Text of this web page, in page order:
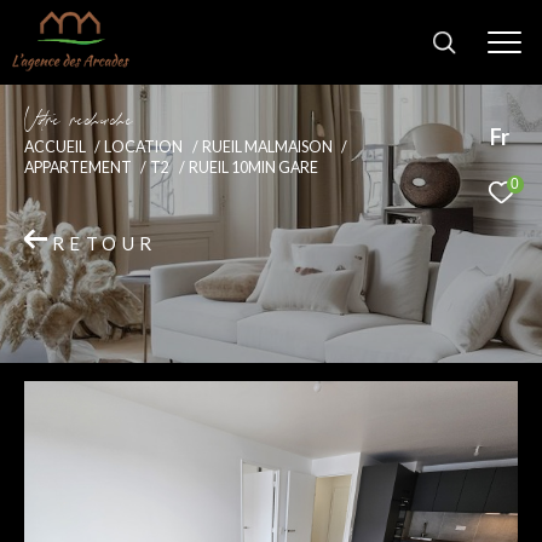
Fr
0
Vore recece
ACCUEIL LOCATION
RUEIL MALMAISON
APPARTEMENT
T2 RUEIL 10MIN GARE
RETOUR